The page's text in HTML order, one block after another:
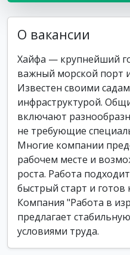
О вакансии
Хайфа — крупнейший
важный морской порт
Известен своими
инфраструктурой.
включают
не требующие
Многие компании
рабочем месте и
роста. Работа
быстрый старт и готов
Компания "Работа в
предлагает
условиями труда.